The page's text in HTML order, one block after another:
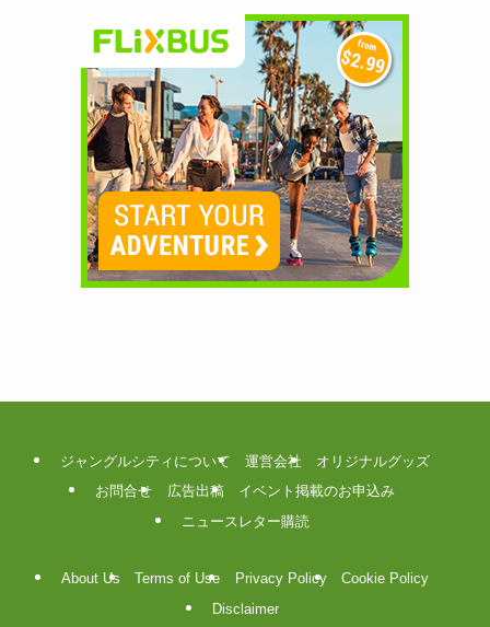
ジャングルシティについて 運営会社
オリジナルグッズ
お問合せ
広告出稿
イベント掲載のお申込み
ニュースレター購読
About Us Terms of Use Privacy Policy
Cookie Policy
Disclaimer